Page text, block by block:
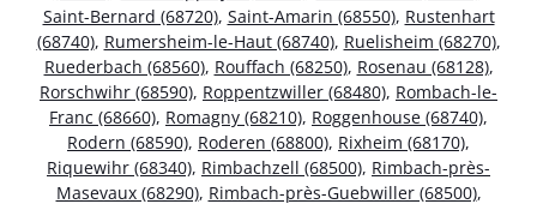
Saint-Bernard (68720), Saint-Amarin (68550), Rustenhart
(68740), Rumersheim-le-Haut (68740), Ruelisheim (68270),
Ruederbach (68560), Rouffach (68250), Rosenau (68128),
Rorschwihr (68590), Roppentzwiller (68480), Rombach-le-
Franc (68660), Romagny (68210), Roggenhouse (68740),
Rodern (68590), Roderen (68800), Rixheim (68170),
Riquewihr (68340), Rimbachzell (68500), Rimbach-près-
Masevaux (68290), Rimbach-près-Guebwiller (68500),